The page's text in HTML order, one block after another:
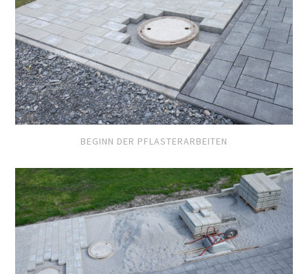
BEGINN DER PFLASTERARBEITEN